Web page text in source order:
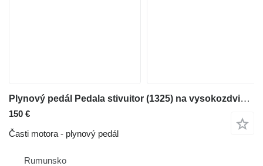
Plynový pedál Pedala stivuitor (1325) na vysokozdvižného vozíka
150 €
Časti motora - plynový pedál
Rumunsko